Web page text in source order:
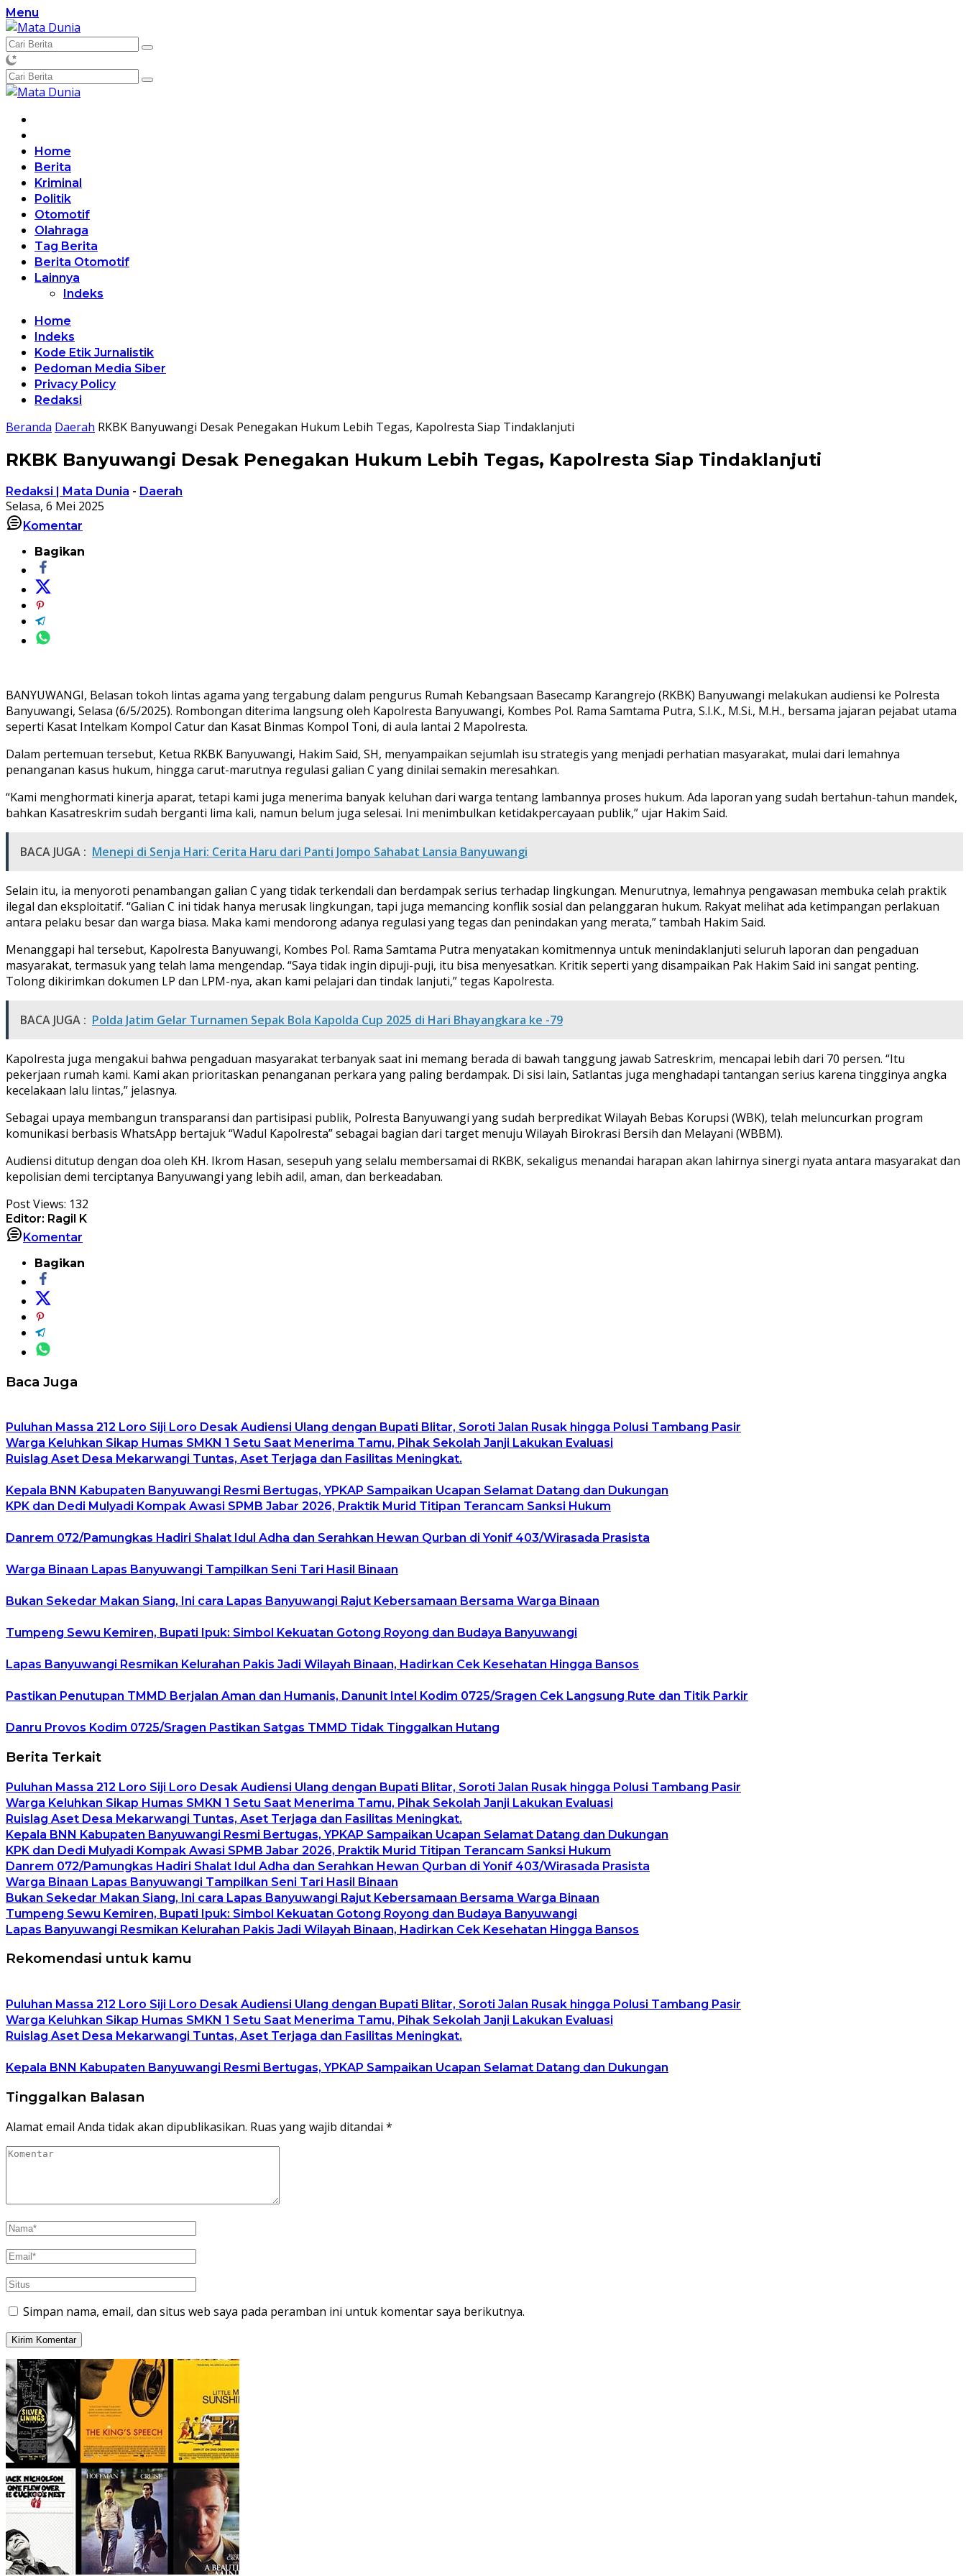
Langsung
ke
konten
Menu
Home
Berita
Kriminal
Politik
Otomotif
Olahraga
Tag Berita
Berita Otomotif
Lainnya
Indeks
Home
Indeks
Kode Etik Jurnalistik
Pedoman Media Siber
Privacy Policy
Redaksi
Beranda Daerah RKBK Banyuwangi Desak Penegakan Hukum Lebih Tegas, Kapolresta Siap Tindaklanjuti
RKBK Banyuwangi Desak Penegakan Hukum Lebih Tegas, Kapolresta Siap Tindaklanjuti
Redaksi | Mata Dunia - Daerah
Selasa, 6 Mei 2025
Komentar
Bagikan
BANYUWANGI, Belasan tokoh lintas agama yang tergabung dalam pengurus Rumah Kebangsaan Basecamp Karangrejo (RKBK) Banyuwangi melakukan audiensi ke Polresta
Banyuwangi, Selasa (6/5/2025). Rombongan diterima langsung oleh Kapolresta Banyuwangi, Kombes Pol. Rama Samtama Putra, S.I.K., M.Si., M.H., bersama jajaran pejabat utama
seperti Kasat Intelkam Kompol Catur dan Kasat Binmas Kompol Toni, di aula lantai 2 Mapolresta.
Dalam pertemuan tersebut, Ketua RKBK Banyuwangi, Hakim Said, SH, menyampaikan sejumlah isu strategis yang menjadi perhatian masyarakat, mulai dari lemahnya
penanganan kasus hukum, hingga carut-marutnya regulasi galian C yang dinilai semakin meresahkan.
“Kami menghormati kinerja aparat, tetapi kami juga menerima banyak keluhan dari warga tentang lambannya proses hukum. Ada laporan yang sudah bertahun-tahun mandek,
bahkan Kasatreskrim sudah berganti lima kali, namun belum juga selesai. Ini menimbulkan ketidakpercayaan publik,” ujar Hakim Said.
BACA JUGA : Menepi di Senja Hari: Cerita Haru dari Panti Jompo Sahabat Lansia Banyuwangi
Selain itu, ia menyoroti penambangan galian C yang tidak terkendali dan berdampak serius terhadap lingkungan. Menurutnya, lemahnya pengawasan membuka celah praktik
ilegal dan eksploitatif. “Galian C ini tidak hanya merusak lingkungan, tapi juga memancing konflik sosial dan pelanggaran hukum. Rakyat melihat ada ketimpangan perlakuan
antara pelaku besar dan warga biasa. Maka kami mendorong adanya regulasi yang tegas dan penindakan yang merata,” tambah Hakim Said.
Menanggapi hal tersebut, Kapolresta Banyuwangi, Kombes Pol. Rama Samtama Putra menyatakan komitmennya untuk menindaklanjuti seluruh laporan dan pengaduan
masyarakat, termasuk yang telah lama mengendap. “Saya tidak ingin dipuji-puji, itu bisa menyesatkan. Kritik seperti yang disampaikan Pak Hakim Said ini sangat penting.
Tolong dikirimkan dokumen LP dan LPM-nya, akan kami pelajari dan tindak lanjuti,” tegas Kapolresta.
BACA JUGA : Polda Jatim Gelar Turnamen Sepak Bola Kapolda Cup 2025 di Hari Bhayangkara ke -79
Kapolresta juga mengakui bahwa pengaduan masyarakat terbanyak saat ini memang berada di bawah tanggung jawab Satreskrim, mencapai lebih dari 70 persen. “Itu
pekerjaan rumah kami. Kami akan prioritaskan penanganan perkara yang paling berdampak. Di sisi lain, Satlantas juga menghadapi tantangan serius karena tingginya angka
kecelakaan lalu lintas,” jelasnya.
Sebagai upaya membangun transparansi dan partisipasi publik, Polresta Banyuwangi yang sudah berpredikat Wilayah Bebas Korupsi (WBK), telah meluncurkan program
komunikasi berbasis WhatsApp bertajuk “Wadul Kapolresta” sebagai bagian dari target menuju Wilayah Birokrasi Bersih dan Melayani (WBBM).
Audiensi ditutup dengan doa oleh KH. Ikrom Hasan, sesepuh yang selalu membersamai di RKBK, sekaligus menandai harapan akan lahirnya sinergi nyata antara masyarakat dan
kepolisian demi terciptanya Banyuwangi yang lebih adil, aman, dan berkeadaban.
Post Views: 132
Editor: Ragil K
Komentar
Bagikan
Baca Juga
Puluhan Massa 212 Loro Siji Loro Desak Audiensi Ulang dengan Bupati Blitar, Soroti Jalan Rusak hingga Polusi Tambang Pasir
Warga Keluhkan Sikap Humas SMKN 1 Setu Saat Menerima Tamu, Pihak Sekolah Janji Lakukan Evaluasi
Ruislag Aset Desa Mekarwangi Tuntas, Aset Terjaga dan Fasilitas Meningkat.
Kepala BNN Kabupaten Banyuwangi Resmi Bertugas, YPKAP Sampaikan Ucapan Selamat Datang dan Dukungan
KPK dan Dedi Mulyadi Kompak Awasi SPMB Jabar 2026, Praktik Murid Titipan Terancam Sanksi Hukum
Danrem 072/Pamungkas Hadiri Shalat Idul Adha dan Serahkan Hewan Qurban di Yonif 403/Wirasada Prasista
Warga Binaan Lapas Banyuwangi Tampilkan Seni Tari Hasil Binaan
Bukan Sekedar Makan Siang, Ini cara Lapas Banyuwangi Rajut Kebersamaan Bersama Warga Binaan
Tumpeng Sewu Kemiren, Bupati Ipuk: Simbol Kekuatan Gotong Royong dan Budaya Banyuwangi
Lapas Banyuwangi Resmikan Kelurahan Pakis Jadi Wilayah Binaan, Hadirkan Cek Kesehatan Hingga Bansos
Pastikan Penutupan TMMD Berjalan Aman dan Humanis, Danunit Intel Kodim 0725/Sragen Cek Langsung Rute dan Titik Parkir
Danru Provos Kodim 0725/Sragen Pastikan Satgas TMMD Tidak Tinggalkan Hutang
Berita Terkait
Puluhan Massa 212 Loro Siji Loro Desak Audiensi Ulang dengan Bupati Blitar, Soroti Jalan Rusak hingga Polusi Tambang Pasir
Warga Keluhkan Sikap Humas SMKN 1 Setu Saat Menerima Tamu, Pihak Sekolah Janji Lakukan Evaluasi
Ruislag Aset Desa Mekarwangi Tuntas, Aset Terjaga dan Fasilitas Meningkat.
Kepala BNN Kabupaten Banyuwangi Resmi Bertugas, YPKAP Sampaikan Ucapan Selamat Datang dan Dukungan
KPK dan Dedi Mulyadi Kompak Awasi SPMB Jabar 2026, Praktik Murid Titipan Terancam Sanksi Hukum
Danrem 072/Pamungkas Hadiri Shalat Idul Adha dan Serahkan Hewan Qurban di Yonif 403/Wirasada Prasista
Warga Binaan Lapas Banyuwangi Tampilkan Seni Tari Hasil Binaan
Bukan Sekedar Makan Siang, Ini cara Lapas Banyuwangi Rajut Kebersamaan Bersama Warga Binaan
Tumpeng Sewu Kemiren, Bupati Ipuk: Simbol Kekuatan Gotong Royong dan Budaya Banyuwangi
Lapas Banyuwangi Resmikan Kelurahan Pakis Jadi Wilayah Binaan, Hadirkan Cek Kesehatan Hingga Bansos
Rekomendasi untuk kamu
Puluhan Massa 212 Loro Siji Loro Desak Audiensi Ulang dengan Bupati Blitar, Soroti Jalan Rusak hingga Polusi Tambang Pasir
Warga Keluhkan Sikap Humas SMKN 1 Setu Saat Menerima Tamu, Pihak Sekolah Janji Lakukan Evaluasi
Ruislag Aset Desa Mekarwangi Tuntas, Aset Terjaga dan Fasilitas Meningkat.
Kepala BNN Kabupaten Banyuwangi Resmi Bertugas, YPKAP Sampaikan Ucapan Selamat Datang dan Dukungan
Tinggalkan Balasan
Alamat email Anda tidak akan dipublikasikan. Ruas yang wajib ditandai *
Simpan nama, email, dan situs web saya pada peramban ini untuk komentar saya berikutnya.